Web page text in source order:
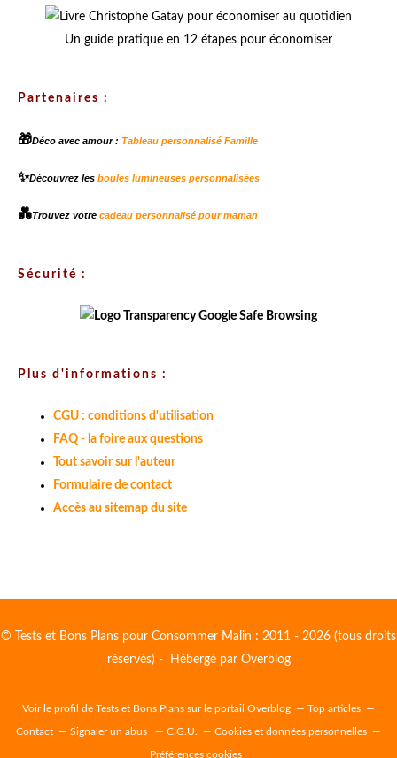
Un guide pratique en 12 étapes pour économiser
Partenaires :
🎁Déco avec amour : Tableau personnalisé Famille
✨Découvrez les boules lumineuses personnalisées
💑Trouvez votre cadeau personnalisé pour maman
Sécurité :
Plus d'informations :
CGU : conditions d'utilisation
FAQ - la foire aux questions
Tout savoir sur l'auteur
Formulaire de contact
Accès au sitemap du site
© Tests et Bons Plans pour Consommer Malin : 2011 - 2026 (tous droits
réservés) - Hébergé par Overblog
Voir le profil de Tests et Bons Plans sur le portail Overblog Top articles
Contact Signaler un abus C.G.U. Cookies et données personnelles
Préférences cookies